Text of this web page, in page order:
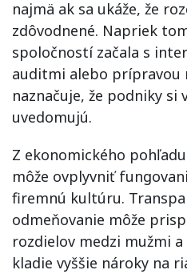
najmä ak sa ukáže, že
zdôvodnené. Napriek
spoločností začala s
auditmi alebo prípravou
naznačuje, že podniky si
uvedomujú.
Z ekonomického
môže ovplyvniť
firemnú kultúru.
odmeňovanie môže
rozdielov medzi mužmi
kladie vyššie nároky na